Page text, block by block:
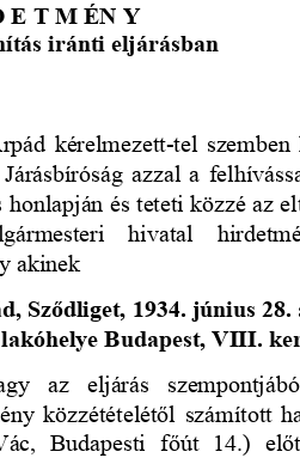
E T M ÉN Y
iránti eljárásban
kérelmezett-tel
azzal a
és teteti közzé az
hivatal
akinek
Sződliget, 1934. június 28.
Budapest, VIII.
az   eljárás
közzétételétől számított
Budapesti   főút   14.)